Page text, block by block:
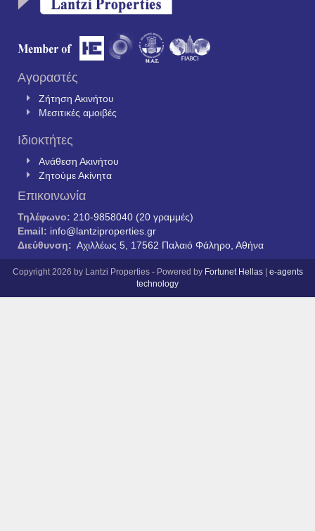
Αγοραστές
Ζήτηση Ακινήτου
Μεσιτικές αμοιβές
Ιδιοκτήτες
Ανάθεση Ακινήτου
Ζητούμε Ακίνητα
Επικοινωνία
Τηλέφωνο: 210-9858040 (20 γραμμές)
Email: info@lantziproperties.gr
Διεύθυνση: Αχιλλέως 5, 17562 Παλαιό Φάληρο, Αθήνα
Copyright 2026 by Lantzi Properties - Powered by Fortunet Hellas| e-agents
technology